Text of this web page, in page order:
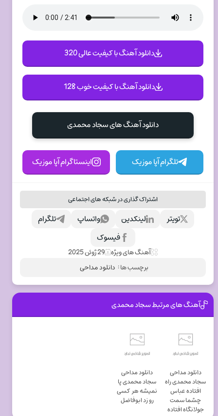
دانلود آهنگ با کیفیت عالی 320
دانلود آهنگ با کیفیت خوب 128
دانلود آهنگ های سجاد محمدی
تلگرام آپا موزیک اینستاگرام آپا موزیک
اشتراک گذاری در شبکه های اجتماعی
تلگرام واتساپ لینکدین
تویتر
فیسوک
آهنگ های ویژه 29 ژوئن 2025
برچسب ها : دانلود مداحی
آهنگ های مرتبط سجاد محمدی
دانلود مداحی
سجاد محمدی راه
افتاده عباس
ﭼﺸﻤﺎ ﺳﻤﺖ
ﺟﻮﻟﺎﻧﮕﺎه اﻓﺘﺎده
دانلود مداحی
سجاد محمدی ﭘﺎ
ﻧﻤﻴﺸﻪ ﻫﺮ ﻛﺴﻰ
رو زد اﺑﻮﻓﺎﺿﻞ